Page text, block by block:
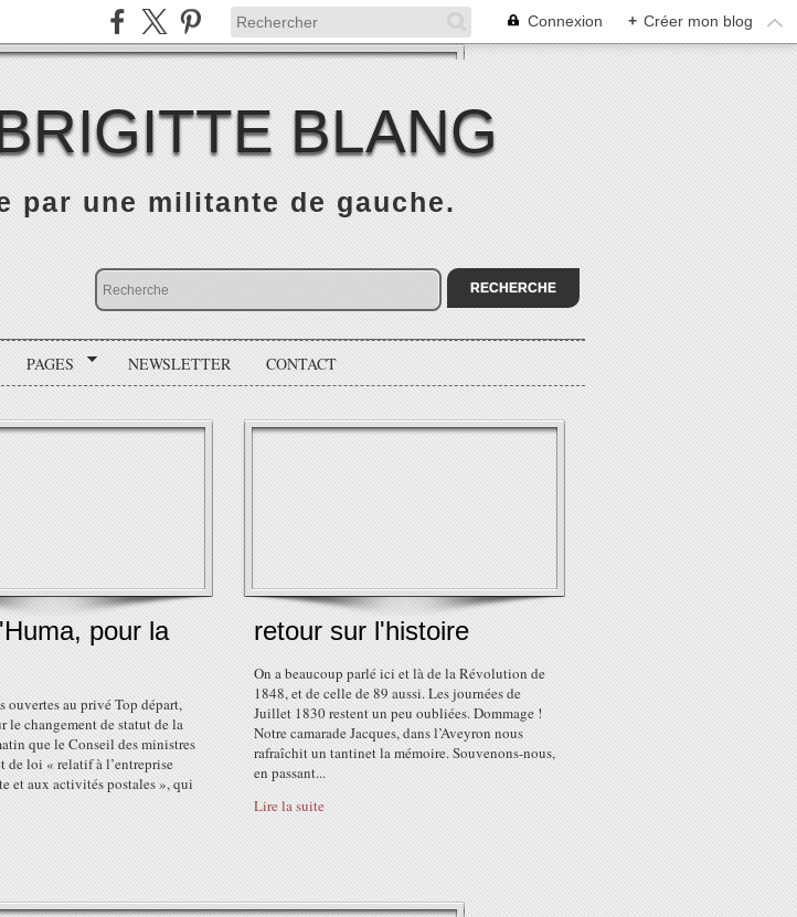
Connexion + Créer mon blog
BLANG
par une militante de gauche.
PAGES NEWSLETTER CONTACT
pour la
ouvertes au privé Top départ,
le changement de statut de la
que le Conseil des ministres
de loi « relatif à l’entreprise
et aux activités postales », qui
retour sur l'histoire
On a beaucoup parlé ici et là de la Révolution de
1848, et de celle de 89 aussi. Les journées de
Juillet 1830 restent un peu oubliées. Dommage !
Notre camarade Jacques, dans l’Aveyron nous
rafraîchit un tantinet la mémoire. Souvenons-nous,
en passant...
Lire la suite